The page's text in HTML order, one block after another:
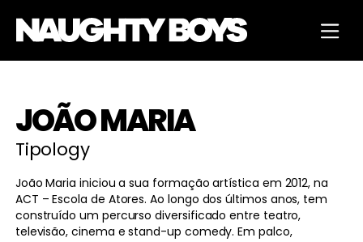
JOÃOMARIA
Tipology
João Maria iniciou a sua formação artística em 2012, na
ACT – Escola de Atores. Ao longo dos últimos anos, tem
construído um percurso diversificado entre teatro,
televisão, cinema e stand-up comedy. Em palco,